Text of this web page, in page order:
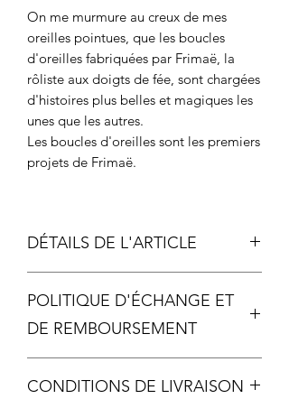
On me murmure au creux de mes
oreilles pointues, que les boucles
d'oreilles fabriquées par Frimaë, la
rôliste aux doigts de fée, sont chargées
d'histoires plus belles et magiques les
unes que les autres.
Les boucles d'oreilles sont les premiers
projets de Frimaë.
DÉTAILS DE L'ARTICLE
Échelle photo 2
POLITIQUE D'ÉCHANGE ET
DE REMBOURSEMENT
échange ou remboursement ne sera
CONDITIONS DE LIVRAISON